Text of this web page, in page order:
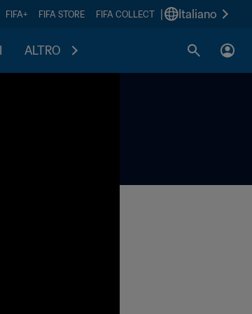
FIFA+ FIFA STORE FIFA COLLECT Italiano
ALTRO